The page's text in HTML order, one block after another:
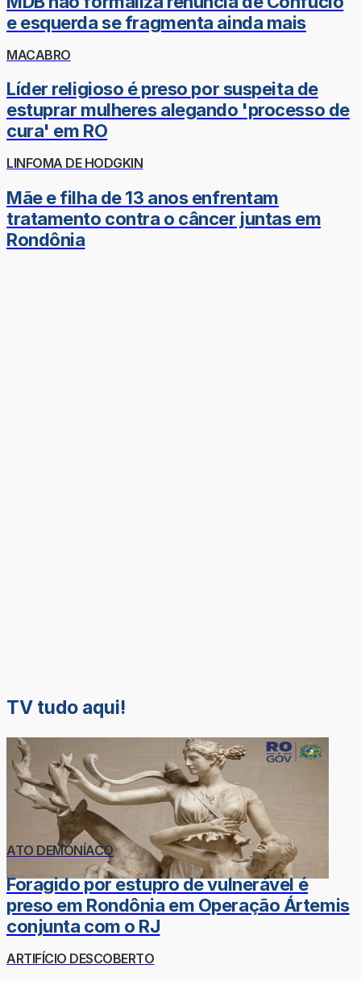
e esquerda se fragmenta ainda mais
MACABRO
Líder religioso é preso por suspeita de
estuprar mulheres alegando 'processo de
cura' em RO
LINFOMA DE HODGKIN
Mãe e filha de 13 anos enfrentam
tratamento contra o câncer juntas em
Rondônia
TV tudo aqui!
ATO DEMONÍACO
Foragido por estupro de vulnerável é
preso em Rondônia em Operação Ártemis
conjunta com o RJ
ARTIFÍCIO DESCOBERTO